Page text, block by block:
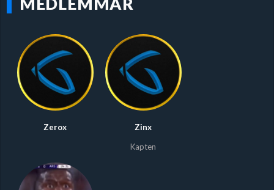
Zerox
Zinx
Kapten